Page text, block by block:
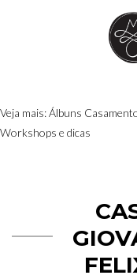
Veja mais:Álbuns
Workshops e dicas